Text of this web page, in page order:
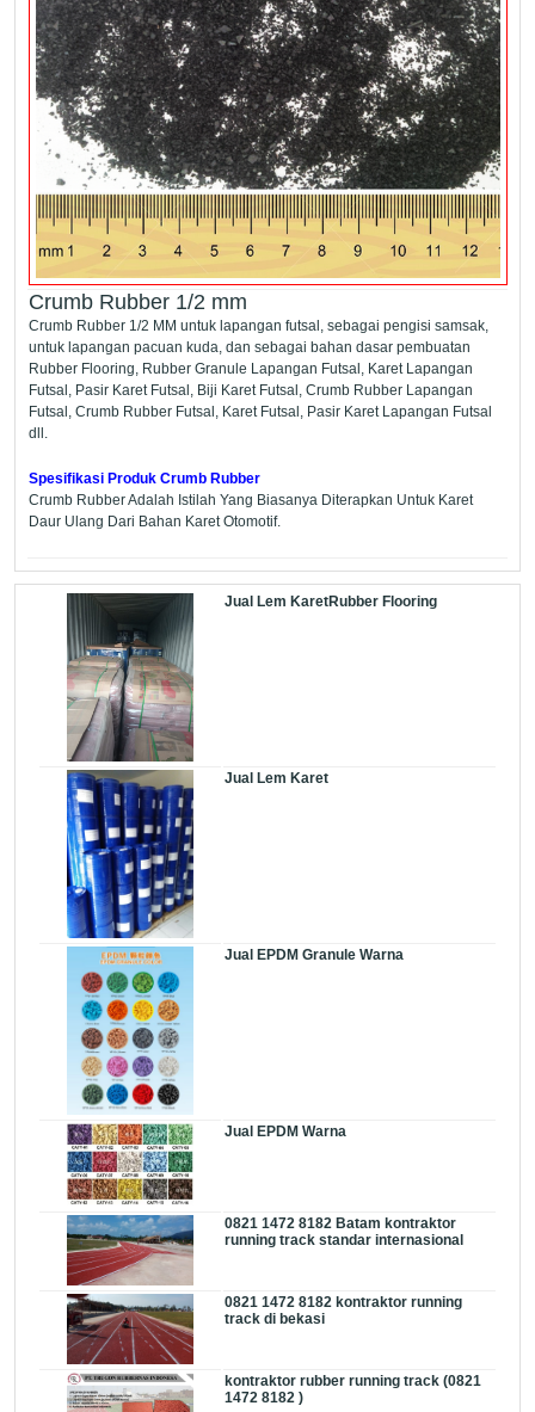
Crumb Rubber 1/2 mm
Crumb Rubber 1/2 MM untuk lapangan futsal, sebagai pengisi samsak,
untuk lapangan pacuan kuda, dan sebagai bahan dasar pembuatan
Rubber Flooring, Rubber Granule Lapangan Futsal, Karet Lapangan
Futsal, Pasir Karet Futsal, Biji Karet Futsal, Crumb Rubber Lapangan
Futsal, Crumb Rubber Futsal, Karet Futsal, Pasir Karet Lapangan Futsal
dll.
Spesifikasi Produk Crumb Rubber
Crumb Rubber Adalah Istilah Yang Biasanya Diterapkan Untuk Karet
Daur Ulang Dari Bahan Karet Otomotif.
Jual Lem KaretRubber Flooring
Jual Lem Karet
Jual EPDM Granule Warna
Jual EPDM Warna
0821 1472 8182 Batam kontraktor
running track standar internasional
0821 1472 8182 kontraktor running
track di bekasi
kontraktor rubber running track (0821
1472 8182 )